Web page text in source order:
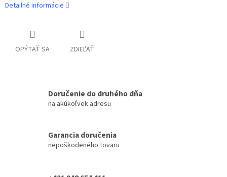
Detailné informácie
OPÝTAŤ SA ZDIEĽAŤ
Doručenie do druhého dňa
na akúkoľvek adresu
Garancia doručenia
nepoškodeného tovaru